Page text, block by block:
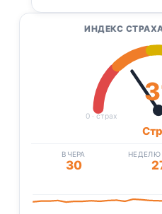
ИНДЕКС
0 · страх
ВЧЕРА
30
НЕДЕЛЮ